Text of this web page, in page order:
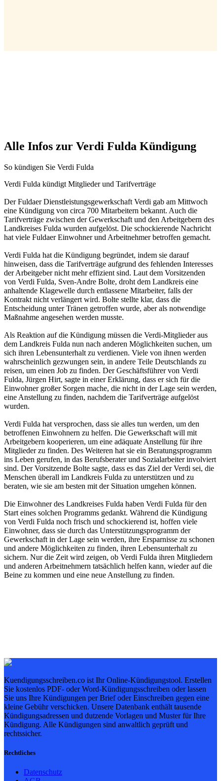
Alle Infos zur Verdi Fulda Kündigung
So kündigen Sie Verdi Fulda
Verdi Fulda kündigt Mitglieder und Tarifverträge
Der Fuldaer Dienstleistungsgewerkschaft Verdi gab am Mittwoch
eine Kündigung von circa 700 Mitarbeitern bekannt. Auch die
Tarifverträge zwischen der Gewerkschaft und den Arbeitgebern des
Landkreises Fulda wurden aufgelöst. Die schockierende Nachricht
hat viele Fuldaer Einwohner und Arbeitnehmer betroffen gemacht.
Verdi Fulda hat die Kündigung begründet, indem sie darauf
hinweisen, dass die Tarifverträge aufgrund des fehlenden Interesses
der Arbeitgeber nicht mehr effizient sind. Laut dem Vorsitzenden
von Verdi Fulda, Sven-Andre Bolte, droht dem Landkreis eine
anhaltende Klagewelle durch entlassene Mitarbeiter, falls der
Kontrakt nicht verlängert wird. Bolte stellte klar, dass die
Entscheidung unter Tränen getroffen wurde, aber als notwendige
Maßnahme angesehen werden musste.
Als Reaktion auf die Kündigung müssen die Verdi-Mitglieder aus
dem Landkreis Fulda nun nach anderen Möglichkeiten suchen, um
sich ihren Lebensunterhalt zu verdienen. Viele von ihnen werden
wahrscheinlich gezwungen sein, in andere Teile Deutschlands zu
reisen, um einen Job zu finden. Der Geschäftsführer von Verdi
Fulda, Jürgen Hirt, sagte in einer Erklärung, dass er sich für die
Einwohner großer Sorgen mache, die nicht in der Lage sein werden,
eine Anstellung zu finden, nachdem die Tarifverträge aufgelöst
wurden.
Verdi Fulda hat versprochen, dass sie alles tun werden, um den
betroffenen Einwohnern zu helfen. Die Gewerkschaft will mit
Arbeitgebern kooperieren, um eine adäquate Anstellung für ihre
Mitglieder zu finden. Des Weiteren hat sie ein Beratungsprogramm
ins Leben gerufen, in das Berufsberater und Sozialarbeiter involviert
sind. Der Vorsitzende Bolte sagte, dass es das Ziel der Verdi sei, die
Menschen überall im Landkreis Fulda zu unterstützen und zu
beraten, wie sie am besten mit der Situation umgehen können.
Die Einwohner des Landkreises Fulda haben Verdi Fulda für den
Start eines solchen Programms gedankt. Während die Kündigung
von Verdi Fulda noch frisch und schockierend ist, hoffen viele
Einwohner, dass sie durch das Unterstützungsprogramm der
Gewerkschaft in der Lage sein werden, ihre Ersparnisse zu schonen
und andere Möglichkeiten zu finden, ihren Lebensunterhalt zu
sichern. Nur die Zeit wird zeigen, ob Verdi Fulda ihren Mitgliedern
und anderen Arbeitnehmern tatsächlich helfen kann, wieder auf die
Beine zu kommen und eine neue Anstellung zu finden.
Kuendigungsschreiben.co ist Ihr Online-Kündigungstool. Erstellen
Sie kostenlos PDF- oder Word-Kündigungsschreiben oder lassen
Sie uns Ihre Kündigungen per Brief oder Einschreiben gegen eine
kleine Gebühr verschicken. Unsere Datenbank enthält tausende
Kündigungsadressen und dutzende Vorlagen und Muster für Ihre
Kündigung. Alle Kündigungen sind anwaltlich geprüft und
rechtssicher.
Rechtliches
Datenschutz